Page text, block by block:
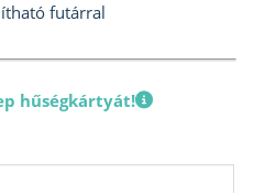
futárral
hűségkártyát!